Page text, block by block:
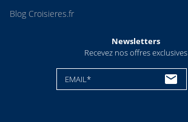
Blog Croisieres.fr
Newsletters
Recevez nos offres exclusives
EMAIL*